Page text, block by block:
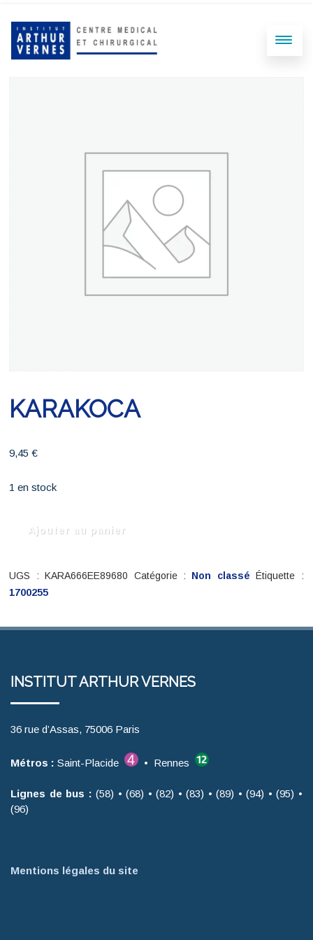
KARAKOCA
9,45€
1 en stock
Ajouter au panier
UGS :KARA666EE89680 Catégorie : Non classé Étiquette :
1700255
INSTITUT ARTHUR VERNES
36 rue d’Assas, 75006 Paris
Métros : Saint-Placide • Rennes
Lignes de bus : (58) • (68) • (82) • (83) • (89) • (94) • (95) •
(96)
Mentions légales du site